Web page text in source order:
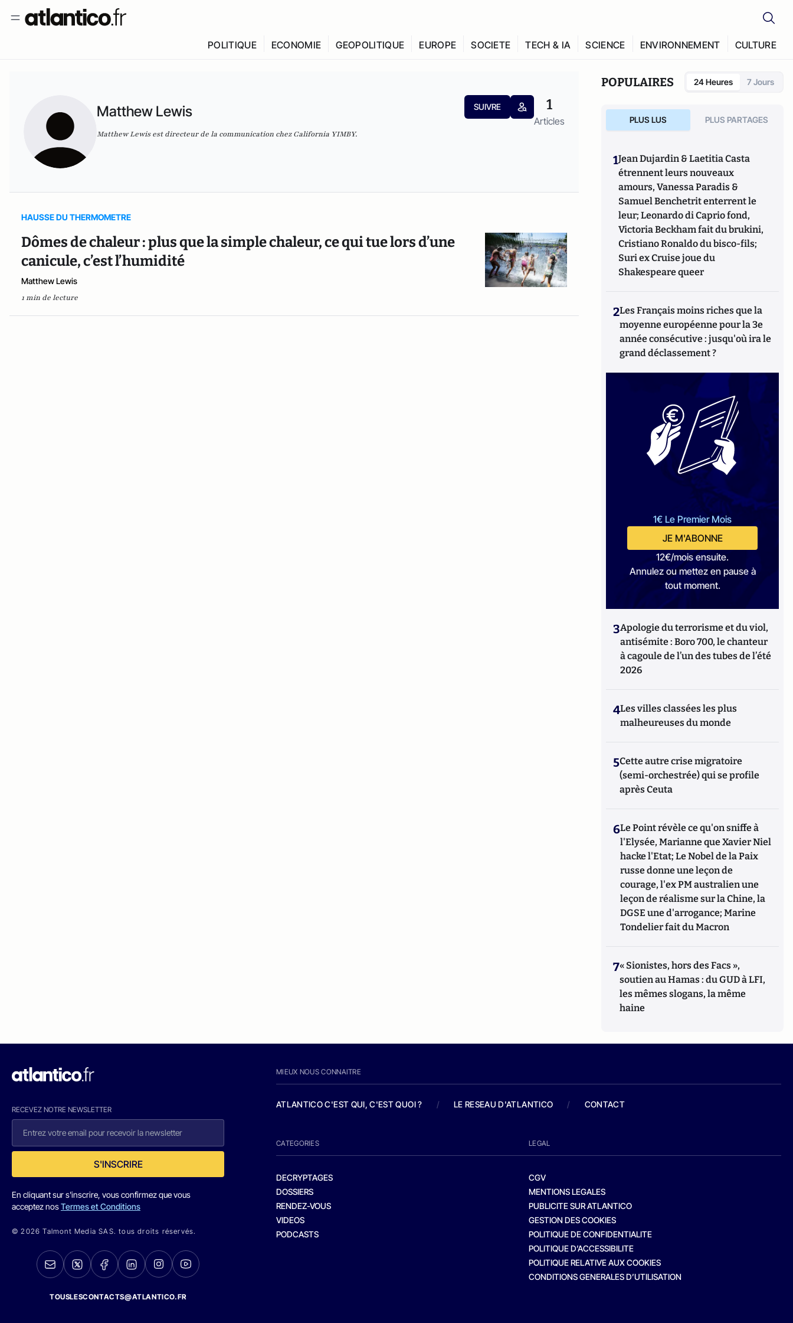
POLITIQUE ECONOMIE GEOPOLITIQUE EUROPE SOCIETE TECH & IA SCIENCE ENVIRONNEMENT CULTURE
Matthew Lewis SUIVRE 1
Articles
Matthew Lewis est directeur de la communication chez California YIMBY.
HAUSSE DU THERMOMETRE
Dômes de chaleur : plus que la simple chaleur, ce qui tue lors d’une
canicule, c’est l’humidité
Matthew Lewis
1 min de lecture
POPULAIRES 24 Heures 7 Jours
PLUS LUS PLUS PARTAGES
1Jean Dujardin & Laetitia Casta
étrennent leurs nouveaux
amours, Vanessa Paradis &
Samuel Benchetrit enterrent le
leur; Leonardo di Caprio fond,
Victoria Beckham fait du brukini,
Cristiano Ronaldo du bisco-fils;
Suri ex Cruise joue du
Shakespeare queer
2Les Français moins riches que la
moyenne européenne pour la 3e
année consécutive : jusqu'où ira le
grand déclassement ?
1€ Le Premier Mois
JE M'ABONNE
12€/mois ensuite.
Annulez ou mettez en pause à
tout moment.
3Apologie du terrorisme et du viol,
antisémite : Boro 700, le chanteur
à cagoule de l’un des tubes de l’été
2026
4Les villes classées les plus
malheureuses du monde
5Cette autre crise migratoire
(semi-orchestrée) qui se profile
après Ceuta
6Le Point révèle ce qu'on sniffe à
l'Elysée, Marianne que Xavier Niel
hacke l'Etat; Le Nobel de la Paix
russe donne une leçon de
courage, l'ex PM australien une
leçon de réalisme sur la Chine, la
DGSE une d'arrogance; Marine
Tondelier fait du Macron
7« Sionistes, hors des Facs »,
soutien au Hamas : du GUD à LFI,
les mêmes slogans, la même
haine
RECEVEZ NOTRE NEWSLETTER
S'INSCRIRE
En cliquant sur s'inscrire, vous confirmez que vous
acceptez nosTermes et Conditions
© 2026 Talmont Media SAS. tous droits réservés.
TOUSLESCONTACTS@ATLANTICO.FR
MIEUX NOUS CONNAITRE
ATLANTICO C'EST QUI, C'EST QUOI ? / LE RESEAU D'ATLANTICO / CONTACT
CATEGORIES
DECRYPTAGES
DOSSIERS
RENDEZ-VOUS
VIDEOS
PODCASTS
LEGAL
CGV
MENTIONS LEGALES
PUBLICITE SUR ATLANTICO
GESTION DES COOKIES
POLITIQUE DE CONFIDENTIALITE
POLITIQUE D’ACCESSIBILITE
POLITIQUE RELATIVE AUX COOKIES
CONDITIONS GENERALES D’UTILISATION